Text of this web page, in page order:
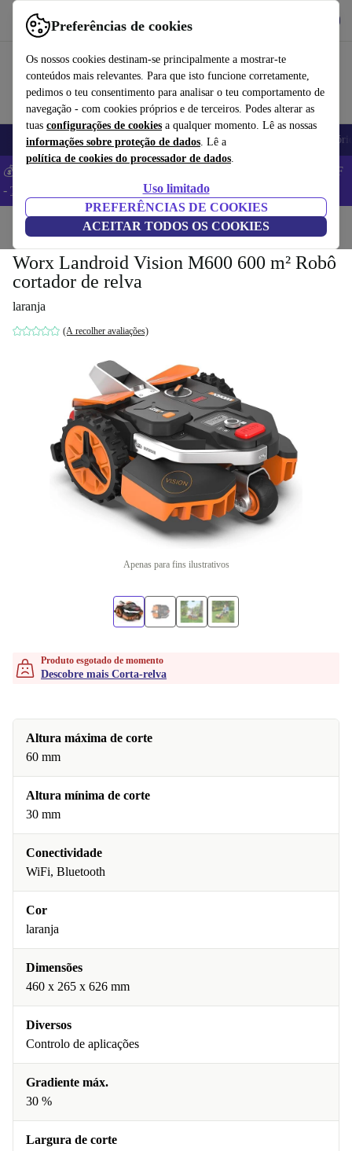
Preferências de cookies
Os nossos cookies destinam-se principalmente a mostrar-te
conteúdos mais relevantes. Para que isto funcione corretamente,
pedimos o teu consentimento para analisar o teu comportamento de
navegação - com cookies próprios e de terceiros. Podes alterar as
tuas configurações de cookies a qualquer momento. Lê as nossas
informações sobre proteção de dados. Lê a
política de cookies do processador de dados.
Uso limitado
PREFERÊNCIAS DE COOKIES
ACEITAR TODOS OS COOKIES
Use o refurbed de forma rápida e fácil
Telemóveis Computadores Portáteis Tablets
💰 Poupa MAIS -5% em MacBooks e iPads – Código: BACK5OFF
- TC
Início Jardim Corta-relva
Worx Landroid Vision M600 600 m² Robô
cortador de relva
laranja
(A recolher avaliações)
Apenas para fins ilustrativos
Produto esgotado de momento
Descobre mais Corta-relva
Altura máxima de corte
60 mm
Altura mínima de corte
30 mm
Conectividade
WiFi, Bluetooth
Cor
laranja
Dimensões
460 x 265 x 626 mm
Diversos
Controlo de aplicações
Gradiente máx.
30 %
Largura de corte